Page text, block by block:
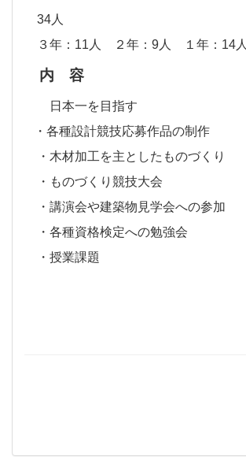
34人
３年：11人 ２年：9人 １年：14人
内 容
日本一を目指す
・各種設計競技応募作品の制作
・木材加工を主としたものづくり
・ものづくり競技大会
・講演会や建築物見学会への参加
・各種資格検定への勉強会
・授業課題